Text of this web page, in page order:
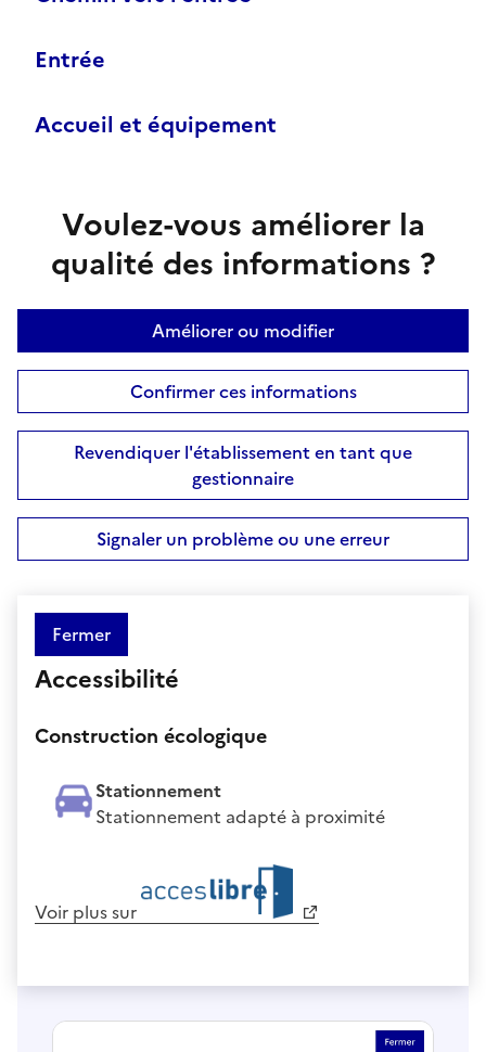
Entrée
Accueil et équipement
Voulez-vous améliorer la
qualité des informations ?
Améliorer ou modifier
Confirmer ces informations
Revendiquer l'établissement en tant que
gestionnaire
Signaler un problème ou une erreur
Fermer
Accessibilité
Construction écologique
Stationnement
Stationnement adapté à proximité
Voir plus sur